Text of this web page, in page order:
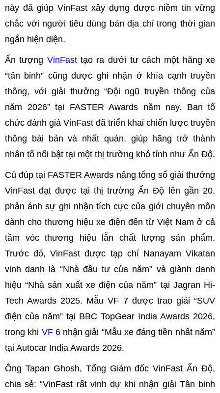
này đã giúp VinFast xây dựng được niềm tin vững
chắc với người tiêu dùng bản địa chỉ trong thời gian
ngắn hiện diện.
Ấn tượng VinFasttạo ra dưới tư cách một hãng xe
“tân binh” cũng được ghi nhận ở khía cạnh truyền
thông, với giải thưởng “Đội ngũ truyền thông của
năm 2026” tại FASTER Awards năm nay. Ban tổ
chức đánh giá VinFast đã triển khai chiến lược truyền
thông bài bản và nhất quán, giúp hãng trở thành
nhân tố nổi bật tại một thị trường khó tính như Ấn Độ.
Cú đúp tại FASTER Awards nâng tổng số giải thưởng
VinFast đạt được tại thị trường Ấn Độ lên gần 20,
phản ánh sự ghi nhận tích cực của giới chuyên môn
dành cho thương hiệu xe điện đến từ Việt Nam ở cả
tầm vóc thương hiệu lẫn chất lượng sản phẩm.
Trước đó, VinFast được tạp chí Nanayam Vikatan
vinh danh là “Nhà đầu tư của năm” và giành danh
hiệu “Nhà sản xuất xe điện của năm” tại Jagran Hi-
Tech Awards 2025. Mẫu VF 7 được trao giải “SUV
điện của năm” tại BBC TopGear India Awards 2026,
trong khi VF 6nhận giải “Mẫu xe đáng tiền nhất năm”
tại Autocar India Awards 2026.
Ông Tapan Ghosh, Tổng Giám đốc VinFast Ấn Độ,
chia sẻ: “VinFast rất vinh dự khi nhận giải Tân binh